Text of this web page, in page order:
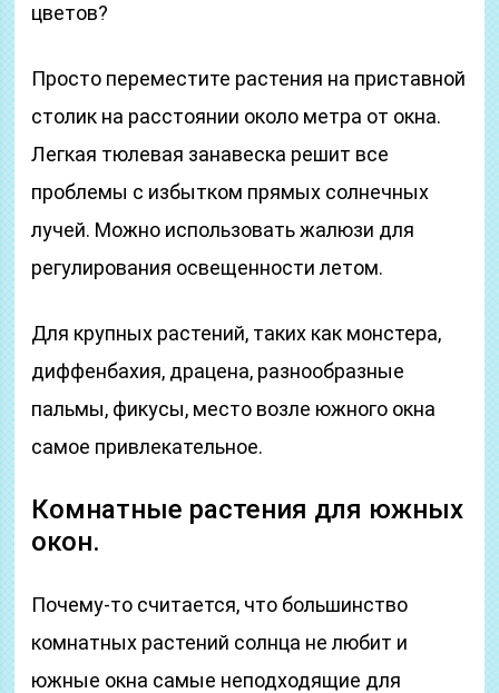
цветов?
Просто переместите растения на приставной
столик на расстоянии около метра от окна.
Легкая тюлевая занавеска решит все
проблемы с избытком прямых солнечных
лучей. Можно использовать жалюзи для
регулирования освещенности летом.
Для крупных растений, таких как монстера,
диффенбахия, драцена, разнообразные
пальмы, фикусы, место возле южного окна
самое привлекательное.
Комнатные растения для южных
окон.
Почему-то считается, что большинство
комнатных растений солнца не любит и
южные окна самые неподходящие для